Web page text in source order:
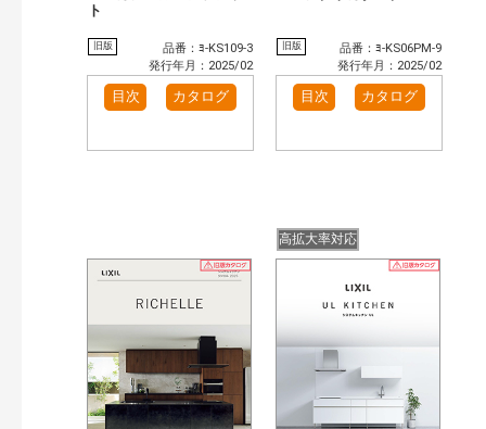
タイル建材（2）
浴室（7）
洗面化粧室（1）
検索
ト
旧版
品番：ﾖ-KS109-3
発行年月：2025/02
目次 カタログ
旧版
品番：ﾖ-KS06PM-9
発行年月：2025/02
目次 カタログ
高拡大率対応